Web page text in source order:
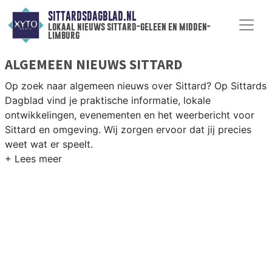
SITTARDSDAGBLAD.NL
lokaal nieuws sittard-geleen en midden-
limburg
ALGEMEEN NIEUWS SITTARD
Op zoek naar algemeen nieuws over Sittard? Op Sittards
Dagblad vind je praktische informatie, lokale
ontwikkelingen, evenementen en het weerbericht voor
Sittard en omgeving. Wij zorgen ervoor dat jij precies
weet wat er speelt.